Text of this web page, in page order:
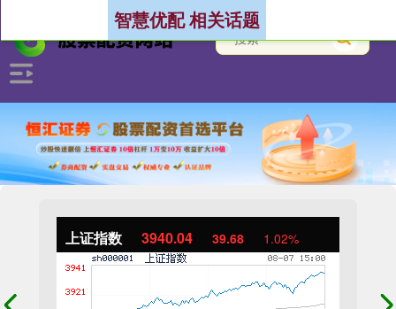
上证指数 3940.04 39.68 1.02%
智慧优配 相关话题